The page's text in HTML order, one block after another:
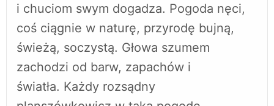
i chuciom swym dogadza. Pogoda nęci,
coś ciągnie w naturę, przyrodę bujną,
świeżą, soczystą. Głowa szumem
zachodzi od barw, zapachów i
światła. Każdy rozsądny